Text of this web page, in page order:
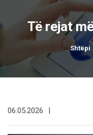
Të rejat
Shtëpi
06.05.2026 |